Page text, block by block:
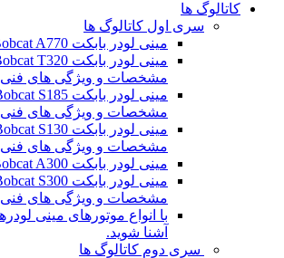
کاتالوگ ها
سری اول کاتالوگ ها
مینی لودر بابکت Bobcat A770
مشخصات و ویژگی های فنی
مشخصات و ویژگی های فنی
مشخصات و ویژگی های فنی
مینی لودر بابکت Bobcat A300
مشخصات و ویژگی های فنی
با انواع موتورهای مینی
آشنا شوید.
سری دوم کاتالوگ ها